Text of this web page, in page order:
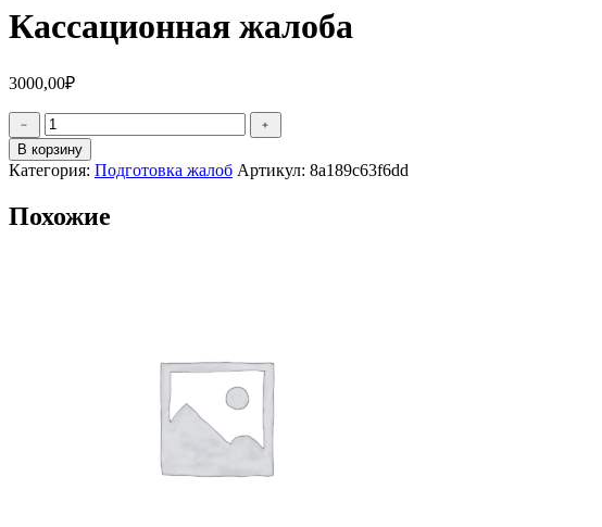
Кассационная жалоба
3000,00₽
Количество
товара
Кассационная
жалоба
﹣
﹢
В корзину
Категория: Подготовка жалоб Артикул: 8a189c63f6dd
Похожие